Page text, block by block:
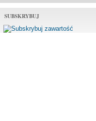
SUBSKRYBUJ